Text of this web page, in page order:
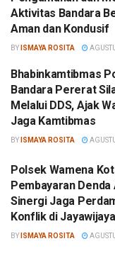
Aktivitas Bandara
Aman dan Kondusif
BY ISMAYA ROSITA
Bhabinkamtibmas
Bandara Pererat
Melalui DDS, Ajak
Jaga Kamtibmas
BY ISMAYA ROSITA
Polsek Wamena
Pembayaran Denda
Sinergi Jaga
Konflik di Jayawijaya
BY ISMAYA ROSITA